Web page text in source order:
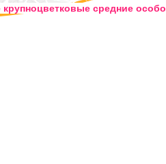
средние особо